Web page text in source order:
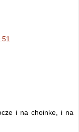
i na choinke, i na